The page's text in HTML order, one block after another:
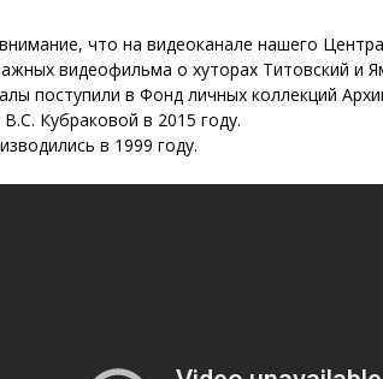
что на видеоканале нашего
видеофильма о хуторах Титовский и
поступили в Фонд личных коллекций
Кубраковой в 2015 году.
в 1999 году.